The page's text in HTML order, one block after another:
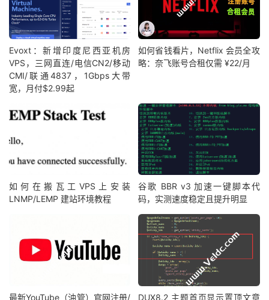
Evoxt：新增印度尼西亚机房
VPS，三网直连/电信CN2/移动
CMI/联通4837，1Gbps大带
宽，月付$2.99起
如何省钱看片，Netflix 会员全攻
略：奈飞账号合租仅需 ¥22/月
如何在搬瓦工VPS上安装
LNMP/LEMP 建站环境教程
谷歌 BBR v3 加速一键脚本代
码，实测速度稳定且提升明显
最新YouTube（油管）官网注册/ DUX8.2 主题首页显示置顶文章